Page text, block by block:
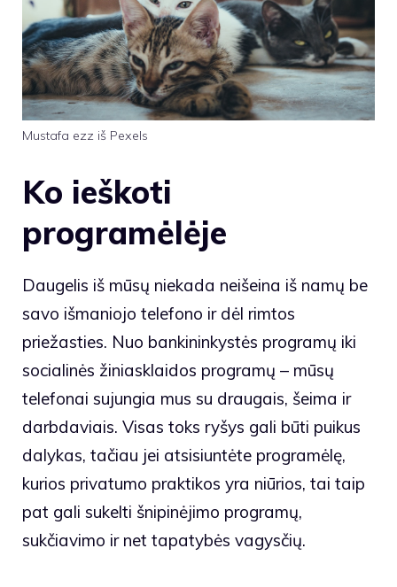
Mustafa ezz iš Pexels
Ko ieškoti
programėlėje
Daugelis iš mūsų niekada neišeina iš namų be
savo išmaniojo telefono ir dėl rimtos
priežasties. Nuo bankininkystės programų iki
socialinės žiniasklaidos programų – mūsų
telefonai sujungia mus su draugais, šeima ir
darbdaviais. Visas toks ryšys gali būti puikus
dalykas, tačiau jei atsisiuntėte programėlę,
kurios privatumo praktikos yra niūrios, tai taip
pat gali sukelti šnipinėjimo programų,
sukčiavimo ir net tapatybės vagysčių.